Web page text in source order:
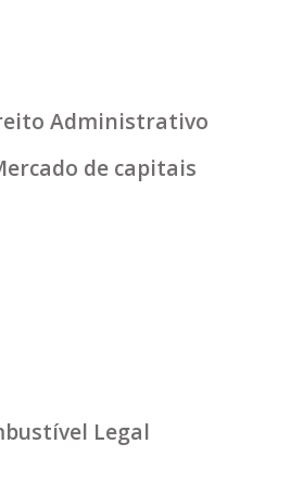
Administrativo
de capitais
Legal